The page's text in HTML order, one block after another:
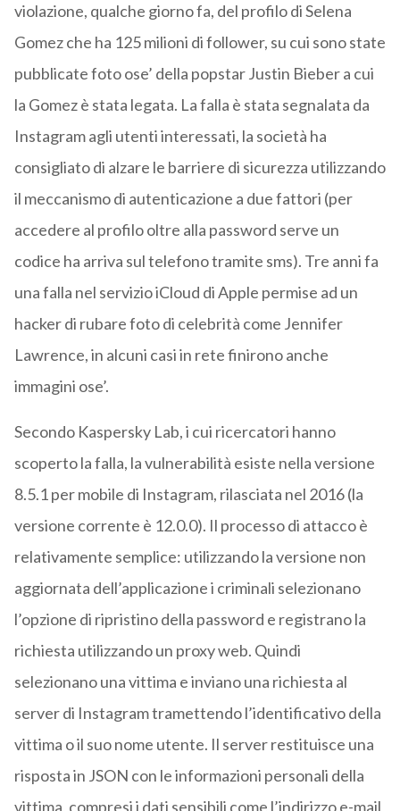
violazione, qualche giorno fa, del profilo di Selena
Gomez che ha 125 milioni di follower, su cui sono state
pubblicate foto ose’ della popstar Justin Bieber a cui
la Gomez è stata legata. La falla è stata segnalata da
Instagram agli utenti interessati, la società ha
consigliato di alzare le barriere di sicurezza utilizzando
il meccanismo di autenticazione a due fattori (per
accedere al profilo oltre alla password serve un
codice ha arriva sul telefono tramite sms). Tre anni fa
una falla nel servizio iCloud di Apple permise ad un
hacker di rubare foto di celebrità come Jennifer
Lawrence, in alcuni casi in rete finirono anche
immagini ose’.
Secondo Kaspersky Lab, i cui ricercatori hanno
scoperto la falla, la vulnerabilità esiste nella versione
8.5.1 per mobile di Instagram, rilasciata nel 2016 (la
versione corrente è 12.0.0). Il processo di attacco è
relativamente semplice: utilizzando la versione non
aggiornata dell’applicazione i criminali selezionano
l’opzione di ripristino della password e registrano la
richiesta utilizzando un proxy web. Quindi
selezionano una vittima e inviano una richiesta al
server di Instagram tramettendo l’identificativo della
vittima o il suo nome utente. Il server restituisce una
risposta in JSON con le informazioni personali della
vittima, compresi i dati sensibili come l’indirizzo e-mail